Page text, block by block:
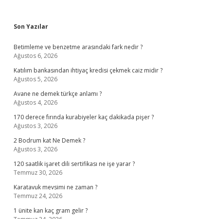
Sidebar
Son Yazılar
Betimleme ve benzetme arasındaki fark nedir ?
Ağustos 6, 2026
Katılım bankasından ihtiyaç kredisi çekmek caiz midir ?
Ağustos 5, 2026
Avane ne demek türkçe anlamı ?
Ağustos 4, 2026
170 derece fırında kurabiyeler kaç dakikada pişer ?
Ağustos 3, 2026
2 Bodrum kat Ne Demek ?
Ağustos 3, 2026
120 saatlik işaret dili sertifikası ne işe yarar ?
Temmuz 30, 2026
Karatavuk mevsimi ne zaman ?
Temmuz 24, 2026
1 ünite kan kaç gram gelir ?